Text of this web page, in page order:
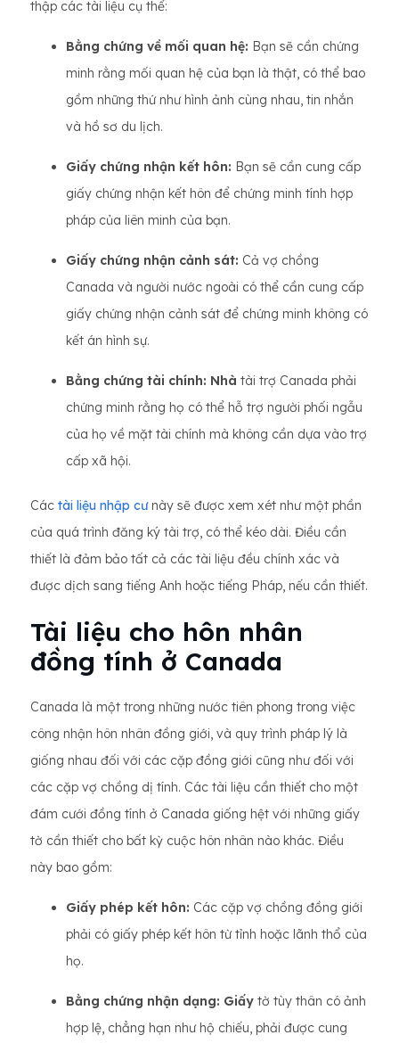
thập các tài liệu cụ thể:
Bằng chứng về mối quan hệ: Bạn sẽ cần chứng
minh rằng mối quan hệ của bạn là thật, có thể bao
gồm những thứ như hình ảnh cùng nhau, tin nhắn
và hồ sơ du lịch.
Giấy chứng nhận kết hôn: Bạn sẽ cần cung cấp
giấy chứng nhận kết hôn để chứng minh tính hợp
pháp của liên minh của bạn.
Giấy chứng nhận cảnh sát: Cả vợ chồng
Canada và người nước ngoài có thể cần cung cấp
giấy chứng nhận cảnh sát để chứng minh không có
kết án hình sự.
Bằng chứng tài chính: Nhà tài trợ Canada phải
chứng minh rằng họ có thể hỗ trợ người phối ngẫu
của họ về mặt tài chính mà không cần dựa vào trợ
cấp xã hội.
Các tài liệu nhập cưnày sẽ được xem xét như một phần
của quá trình đăng ký tài trợ, có thể kéo dài. Điều cần
thiết là đảm bảo tất cả các tài liệu đều chính xác và
được dịch sang tiếng Anh hoặc tiếng Pháp, nếu cần thiết.
Tài liệu cho hôn nhân
đồng tính ở Canada
Canada là một trong những nước tiên phong trong việc
công nhận hôn nhân đồng giới, và quy trình pháp lý là
giống nhau đối với các cặp đồng giới cũng như đối với
các cặp vợ chồng dị tính. Các tài liệu cần thiết cho một
đám cưới đồng tính ở Canada giống hệt với những giấy
tờ cần thiết cho bất kỳ cuộc hôn nhân nào khác. Điều
này bao gồm:
Giấy phép kết hôn: Các cặp vợ chồng đồng giới
phải có giấy phép kết hôn từ tỉnh hoặc lãnh thổ của
họ.
Bằng chứng nhận dạng: Giấy tờ tùy thân có ảnh
hợp lệ, chẳng hạn như hộ chiếu, phải được cung